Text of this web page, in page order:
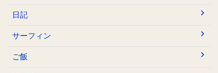
日記
サーフィン
ご飯